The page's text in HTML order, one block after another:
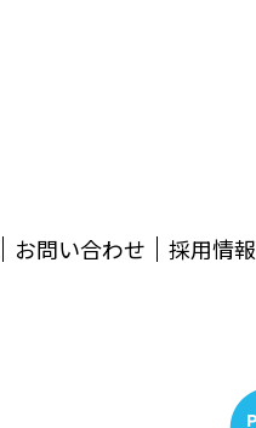
お問い合わせ 採用情報